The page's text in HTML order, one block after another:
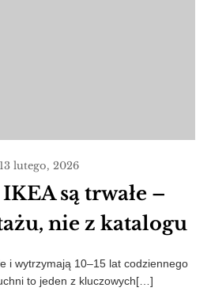
13 lutego, 2026
są trwałe –
nie z katalogu
i wytrzymają 10–15 lat codziennego
to jeden z kluczowych[…]